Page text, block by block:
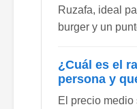
Ruzafa, ideal
burger y un
¿Cuál es el
persona y
El precio medio